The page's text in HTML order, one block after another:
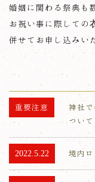
婚姻に関わる祭典も
お祝い事に際しての
併せてお申し込みい
重要注意
神社
ついて
2022.5.22 境内